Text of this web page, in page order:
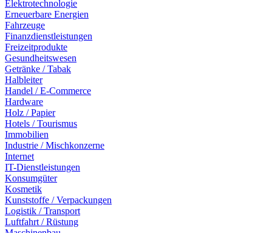
Elektrotechnologie
Erneuerbare Energien
Fahrzeuge
Finanzdienstleistungen
Freizeitprodukte
Gesundheitswesen
Getränke / Tabak
Halbleiter
Handel / E-Commerce
Hardware
Holz / Papier
Hotels / Tourismus
Immobilien
Industrie / Mischkonzerne
Internet
IT-Dienstleistungen
Konsumgüter
Kosmetik
Kunststoffe / Verpackungen
Logistik / Transport
Luftfahrt / Rüstung